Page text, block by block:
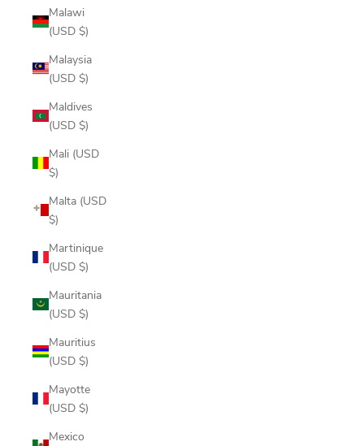
Malawi
(USD $)
Malaysia
(USD $)
Maldives
(USD $)
Mali (USD
$)
Malta (USD
$)
Martinique
(USD $)
Mauritania
(USD $)
Mauritius
(USD $)
Mayotte
(USD $)
Mexico